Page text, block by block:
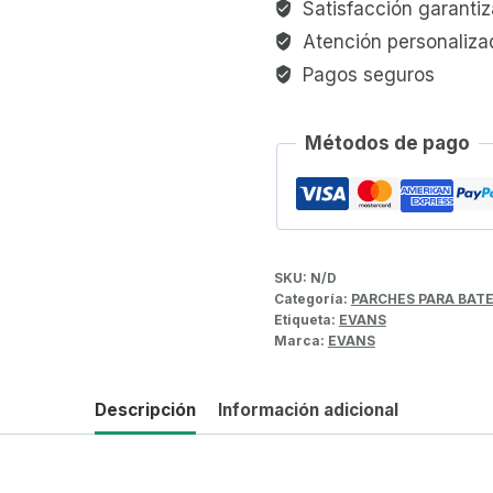
Satisfacción
Atención
Pagos seguros
Métodos de pago
SKU: N/D
Categoría: PARCHES PARA
Etiqueta: EVANS
Marca: EVANS
Descripción Información adicional